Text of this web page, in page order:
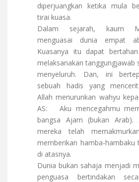
diperjuangkan ketika mula
tirai kuasa.
Dalam sejarah, kaum
menguasai dunia empat
Kuasanya itu dapat
melaksanakan tanggungjawab
menyeluruh. Dan, ini
sebuah hadis yang
Allah menurunkan wahyu
AS: Aku mencegahmu
bangsa Ajam (bukan Arab).
mereka telah
memberikan hamba-hambaku
di atasnya.
Dunia bukan sahaja menjadi
penguasa bertindakan